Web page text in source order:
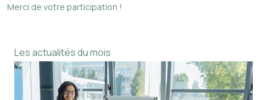
Merci de votre participation !
Les actualités du mois